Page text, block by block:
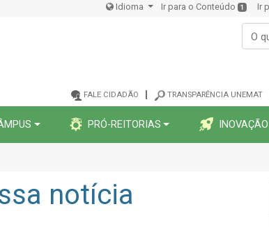
Idioma Ir para o Conteúdo 1 Ir
FALE CIDADÃO TRANSPARÊNCIA UNEMAT
PRÓ-REITORIAS INOVAÇÃO
notícia